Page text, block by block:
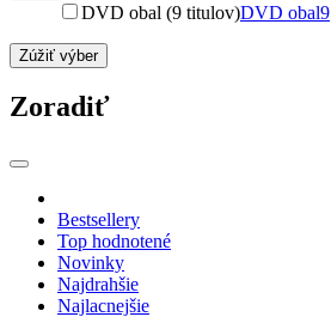
DVD obal (9 titulov)DVD obal9
Zúžiť výber
Zoradiť
Bestsellery
Top hodnotené
Novinky
Najdrahšie
Najlacnejšie